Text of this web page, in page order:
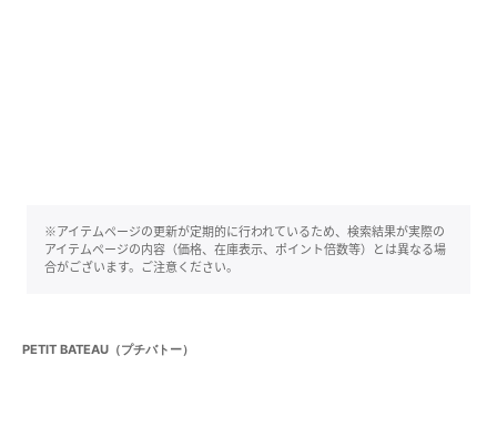
※アイテムページの更新が定期的に行われているため、検索結果が実際の
アイテムページの内容（価格、在庫表示、ポイント倍数等）とは異なる場
合がございます。ご注意ください。
PETIT BATEAU（プチバトー）